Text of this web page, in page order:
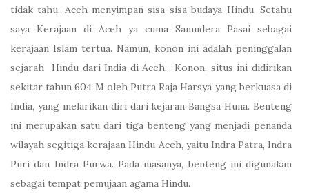
tidak tahu, Aceh menyimpan sisa-sisa budaya Hindu. Setahu
saya Kerajaan di Aceh ya cuma Samudera Pasai sebagai
kerajaan Islam tertua. Namun, konon ini adalah peninggalan
sejarah Hindu dari India di Aceh. Konon, situs ini didirikan
sekitar tahun 604 M oleh Putra Raja Harsya yang berkuasa di
India, yang melarikan diri dari kejaran Bangsa Huna. Benteng
ini merupakan satu dari tiga benteng yang menjadi penanda
wilayah segitiga kerajaan Hindu Aceh, yaitu Indra Patra, Indra
Puri dan Indra Purwa. Pada masanya, benteng ini digunakan
sebagai tempat pemujaan agama Hindu.